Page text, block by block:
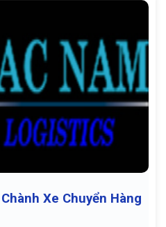
Xe Chuyển Hàng